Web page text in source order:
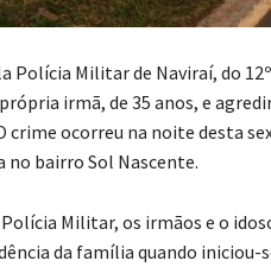
Militar de Naviraí, do
irmã, de 35 anos, e
crime ocorreu na noite desta
no bairro Sol Nascente.
Militar, os irmãos e o
da família quando iniciou-